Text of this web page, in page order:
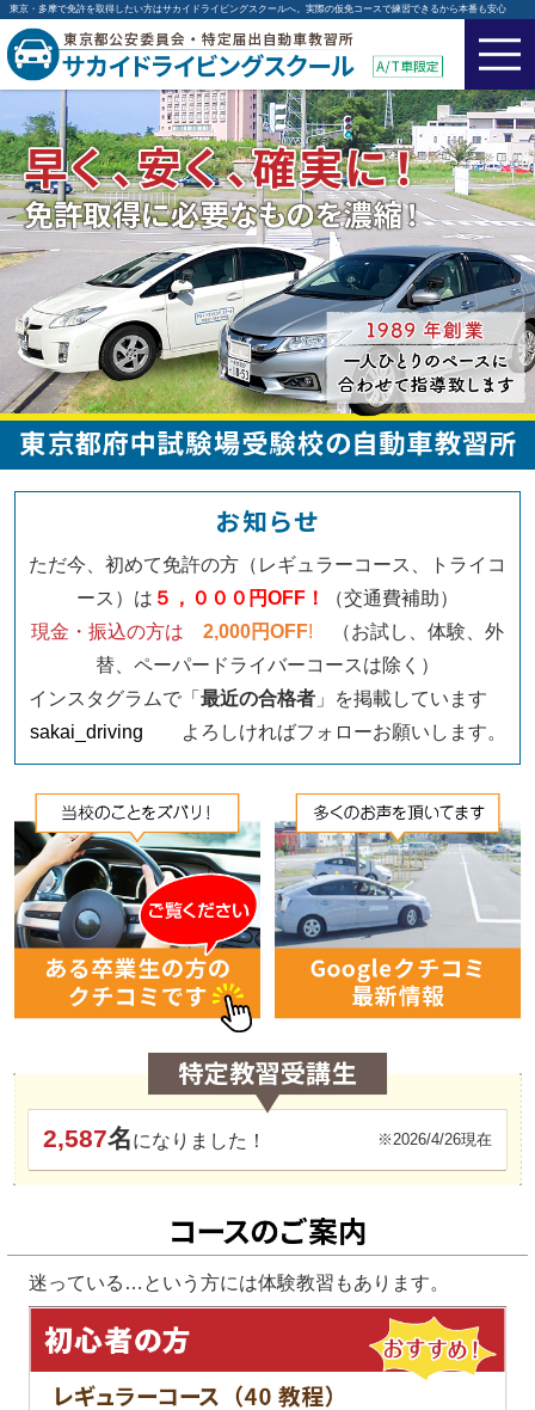
東京・多摩で免許を取得したい方はサカイドライビングスクールへ。実際の仮免コースで練習できるから本番も安心
ただ今、初めて免許の方（レギュラーコース、トライコ
ース）は ５，０００円OFF！
（交通費補助）
現金・振込の方は 2,000円OFF!
（お試し、体験、外
替、ペーパードライバーコースは除く）
インスタグラムで「最近の合格者 」を掲載しています
sakai_driving よろしければフォローお願いします。
2,587名になりました！ ※2026/4/26現在
迷っている…という方には体験教習もあります。